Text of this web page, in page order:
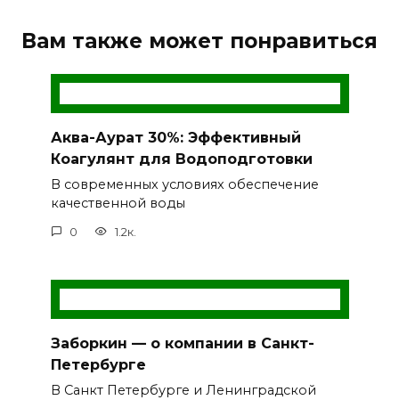
Вам также может понравиться
Аква-Аурат 30%: Эффективный
Коагулянт для Водоподготовки
В современных условиях обеспечение
качественной воды
0 1.2к.
Заборкин — о компании в Санкт-
Петербурге
В Санкт Петербурге и Ленинградской